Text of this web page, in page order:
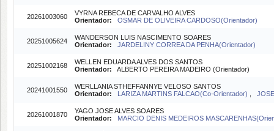
20261003060
VYRNA REBECA DE CARVALHO ALVES
Orientador:
OSMAR DE OLIVEIRA CARDOSO(Orientador)
20251005624
WANDERSON LUIS NASCIMENTO SOARES
Orientador:
JARDELINY CORREA DA PENHA(Orientador)
20251002168
WELLEN EDUARDA ALVES DOS SANTOS
Orientador: ALBERTO PEREIRA MADEIRO (Orientador)
20241001550
WERLLANIA STHEFFANNYE VELOSO SANTOS
Orientador:
LARIZA MARTINS FALCAO(Co-Orientador)
20261001870
YAGO JOSE ALVES SOARES
Orientador:
MARCIO DENIS MEDEIROS